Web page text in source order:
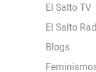
El Salto TV
El Salto
Blogs